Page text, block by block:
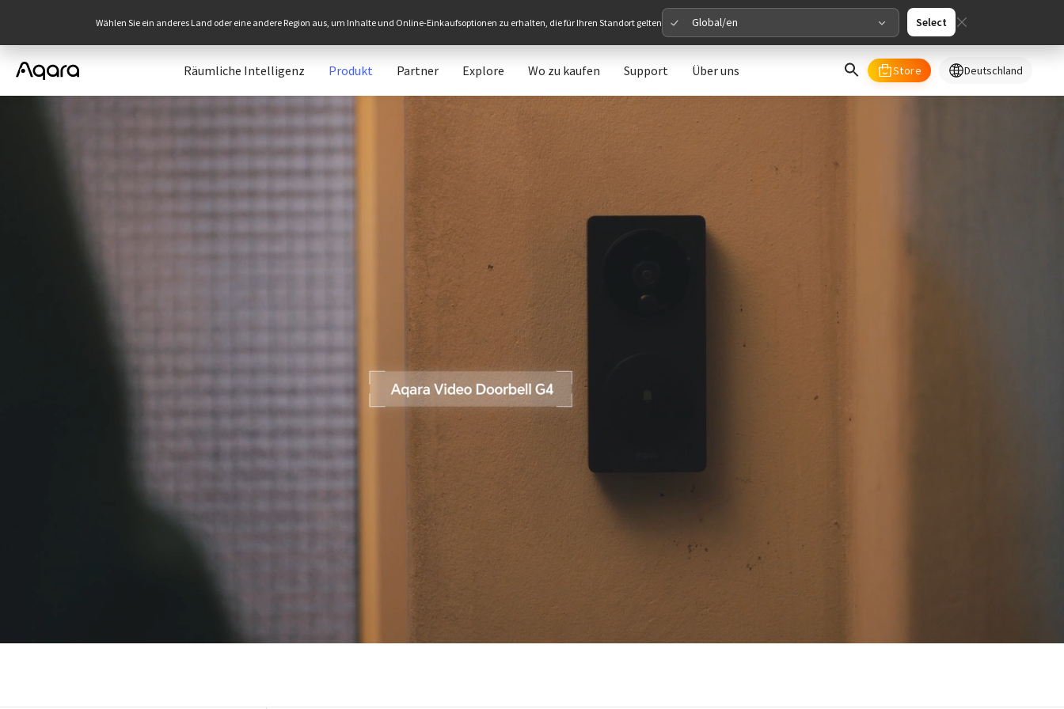
Wählen Sie ein anderes Land oder eine andere Region aus, um Inhalte und Online-Einkaufsoptionen zu erhalten, die für Ihren Standort gelten Global/en Select
Räumliche Intelligenz Produkt Partner Explore Wo zu kaufen Support Über uns Store Deutschland
North America
United States
简体中文